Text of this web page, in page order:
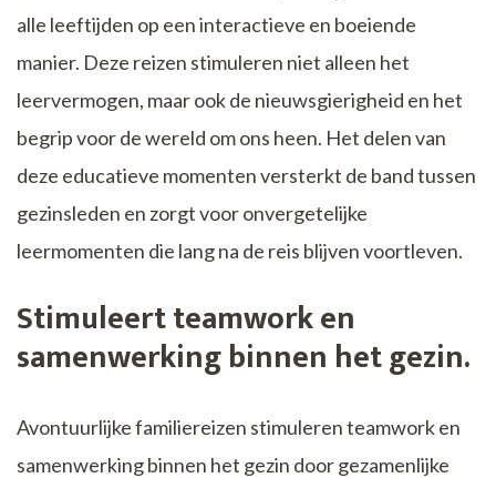
alle leeftijden op een interactieve en boeiende
manier. Deze reizen stimuleren niet alleen het
leervermogen, maar ook de nieuwsgierigheid en het
begrip voor de wereld om ons heen. Het delen van
deze educatieve momenten versterkt de band tussen
gezinsleden en zorgt voor onvergetelijke
leermomenten die lang na de reis blijven voortleven.
Stimuleert teamwork en
samenwerking binnen het gezin.
Avontuurlijke familiereizen stimuleren teamwork en
samenwerking binnen het gezin door gezamenlijke